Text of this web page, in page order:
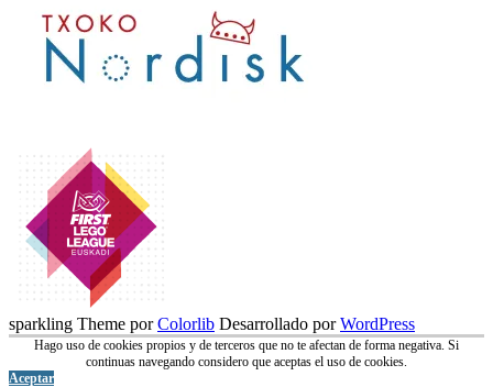
sparkling Theme porColorlib Desarrollado porWordPress
Hago uso de cookies propios y de terceros que no te afectan de forma negativa. Si
continuas navegando considero que aceptas el uso de cookies.
Aceptar